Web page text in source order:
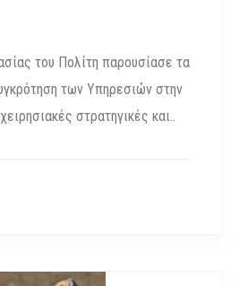
του Πολίτη παρουσίασε τα
των Υπηρεσιών στην
στρατηγικές και..